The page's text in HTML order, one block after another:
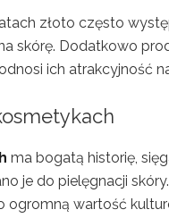
złoto często
skórę. Dodatkowo
ich atrakcyjność
ma bogatą historię,
je do pielęgnacji
ogromną wartość